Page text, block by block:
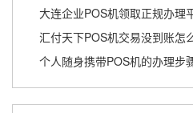
大连企业POS机领取正规办理
个人随身携带POS机的办理步